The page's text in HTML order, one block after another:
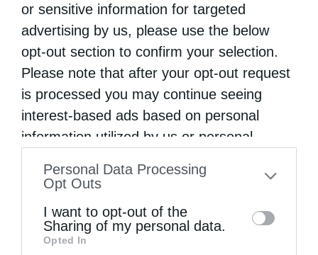
or sensitive information for targeted
advertising by us, please use the below
opt-out section to confirm your selection.
Please note that after your opt-out request
is processed you may continue seeing
interest-based ads based on personal
information utilized by us or personal
to your opt-out. You may separately opt-out
information by third parties on the IAB’s list
of downstream participants. This
Personal Data Processing
Opt Outs
I want to opt-out of the
Sharing of my personal data.
Opted In